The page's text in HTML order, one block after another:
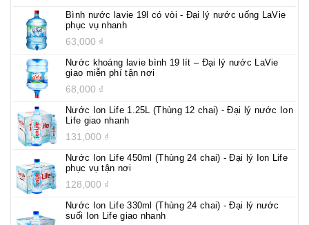
Bình nước lavie 19l có vòi - Đại lý nước uống LaVie
phục vụ nhanh
63,000 ₫
Nước khoáng lavie bình 19 lít – Đại lý nước LaVie
giao miễn phí tận nơi
68,000 ₫
Nước Ion Life 1.25L (Thùng 12 chai) - Đại lý nước Ion
Life giao nhanh
131,000 ₫
Nước Ion Life 450ml (Thùng 24 chai) - Đại lý Ion Life
phục vụ tận nơi
128,000 ₫
Nước Ion Life 330ml (Thùng 24 chai) - Đại lý nước
suối Ion Life giao nhanh